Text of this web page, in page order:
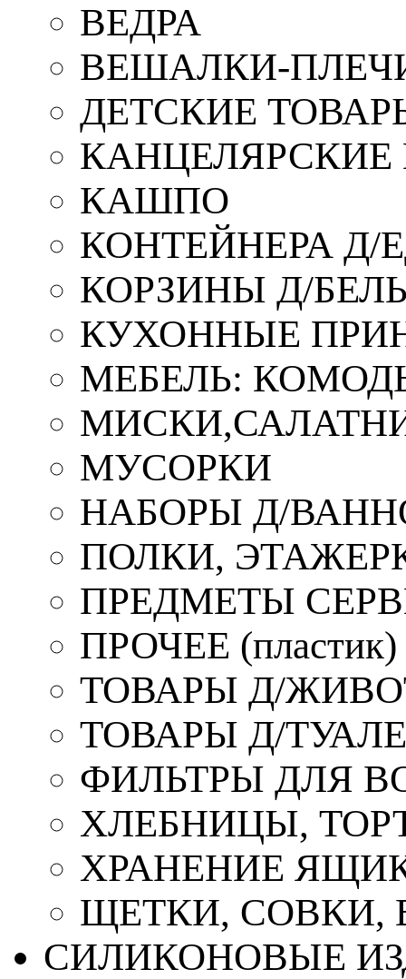
ВЕДРА
ВЕШАЛКИ-
ДЕТСКИЕ
КАШПО
КОНТЕЙНЕРА Д/
КОРЗИНЫ Д/
КУХОННЫЕ
МЕБЕЛЬ:
МУСОРКИ
НАБОРЫ Д/
ПОЛКИ,
ПРЕДМЕТЫ
ПРОЧЕЕ (пластик)
ТОВАРЫ Д/
ТОВАРЫ Д/
ФИЛЬТРЫ ДЛЯ
ХЛЕБНИЦЫ,
ХРАНЕНИЕ
ЩЕТКИ, СОВКИ,
СИЛИКОНОВЫЕ